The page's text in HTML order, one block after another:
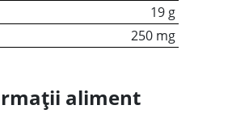
19 g
250 mg
aliment